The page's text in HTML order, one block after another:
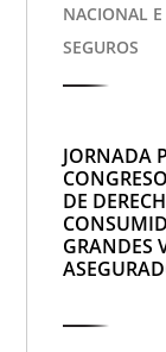
NACIONAL
SEGUROS
JORNADA
DE
GRANDES